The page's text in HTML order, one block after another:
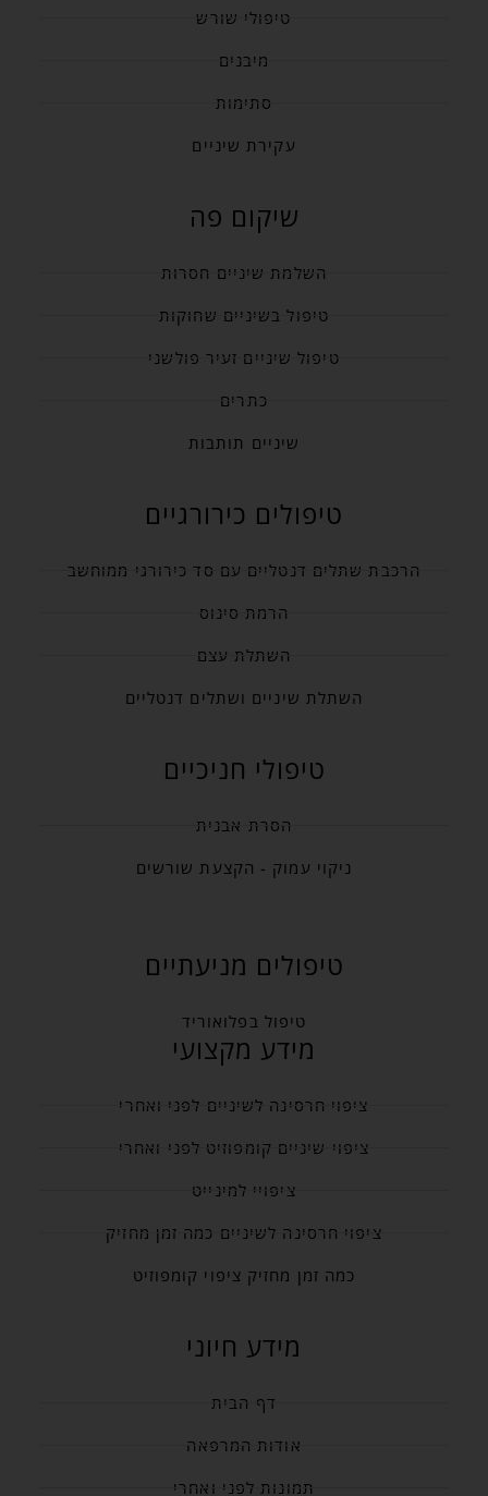
טיפולי שורש
מיבנים
סתימות
עקירת שיניים
שיקום פה
השלמת שיניים חסרות
טיפול בשיניים שחוקות
טיפול שיניים זעיר פולשני
כתרים
שיניים תותבות
טיפולים כירורגיים
הרכבת שתלים דנטליים עם סד כירורגי ממוחשב
הרמת סינוס
השתלת עצם
השתלת שיניים ושתלים דנטליים
טיפולי חניכיים
הסרת אבנית
ניקוי עמוק - הקצעת שורשים
טיפולים מניעתיים
טיפול בפלואוריד
מידע מקצועי
ציפוי חרסינה לשיניים לפני ואחרי
ציפוי שיניים קומפוזיט לפני ואחרי
ציפויי למינייט
ציפוי חרסינה לשיניים כמה זמן מחזיק
כמה זמן מחזיק ציפוי קומפוזיט
מידע חיוני
דף הבית
אודות המרפאה
תמונות לפני ואחרי